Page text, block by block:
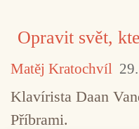
Opravit svět,
Matěj Kratochvíl
Klavírista Daan
Příbrami.